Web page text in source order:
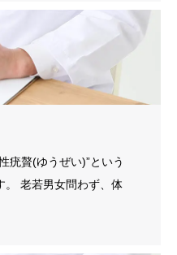
疣贅(ゆうぜい)”という
体